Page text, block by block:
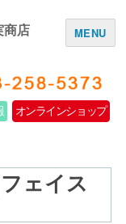
商店
オンラインショップ
MENU
ェイス